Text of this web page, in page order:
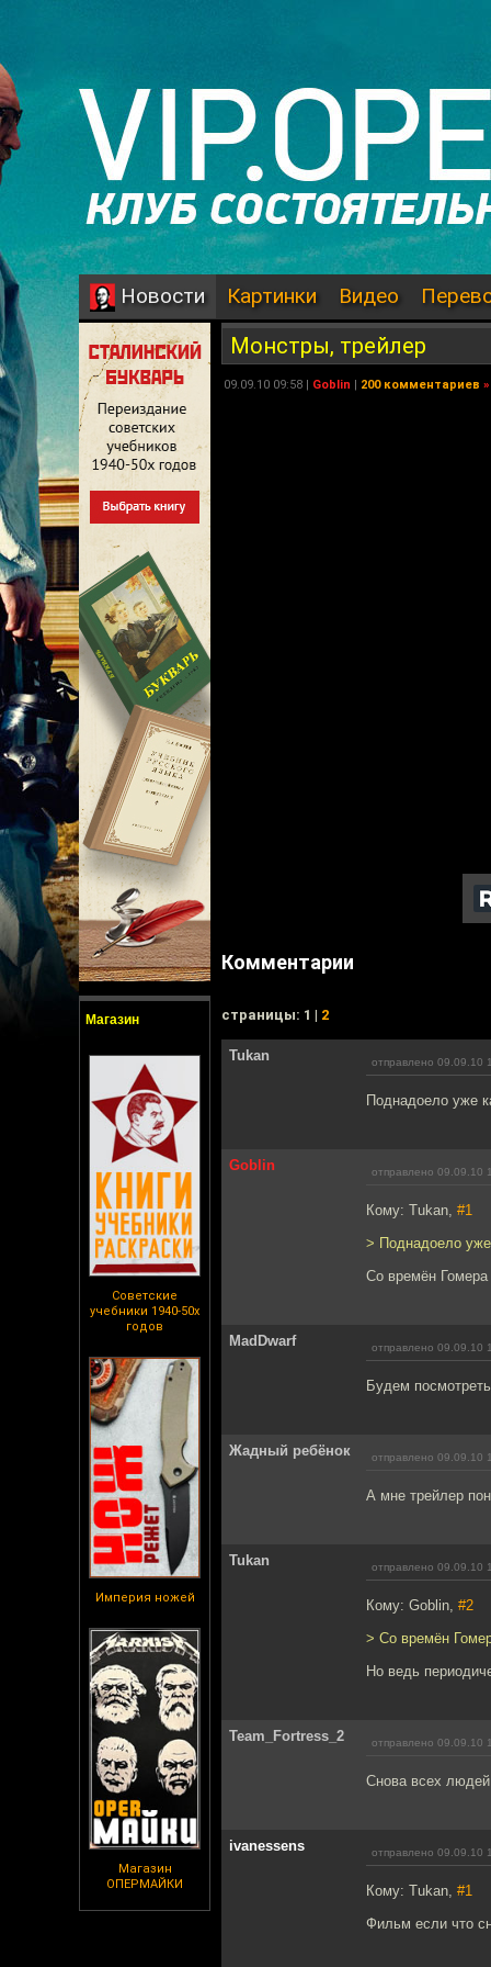
Новости Картинки Видео
Магазин
Советские
учебники 1940-50х
годов
Империя ножей
Магазин
ОПЕРМАЙКИ
Монстры, трейлер
09.09.10 09:58 | Goblin | 200 комментариев »
Комментарии
cтраницы: 1 | 2
Tukan отправлено 09.09.10
Поднадоело уже
Goblin отправлено 09.09.10
Кому: Tukan, #1
> Поднадоело уже
Cо времён Гомера
MadDwarf отправлено 09.09.10
Будем
Жадный ребёнок отправлено 09.09.10
А мне трейлер
Tukan отправлено 09.09.10
Кому: Goblin, #2
> Cо времён
Но ведь
Team_Fortress_2 отправлено 09.09.10
Снова всех
ivanessens отправлено 09.09.10
Кому: Tukan, #1
Фильм если что